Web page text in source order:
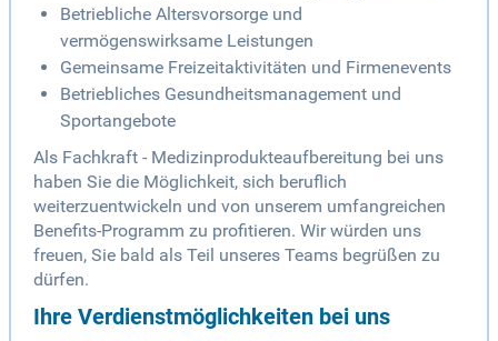
Betriebliche Altersvorsorge und
vermögenswirksame Leistungen
Gemeinsame Freizeitaktivitäten und Firmenevents
Betriebliches Gesundheitsmanagement und
Sportangebote
Als Fachkraft - Medizinprodukteaufbereitung bei uns
haben Sie die Möglichkeit, sich beruflich
weiterzuentwickeln und von unserem umfangreichen
Benefits-Programm zu profitieren. Wir würden uns
freuen, Sie bald als Teil unseres Teams begrüßen zu
dürfen.
Ihre Verdienstmöglichkeiten bei uns